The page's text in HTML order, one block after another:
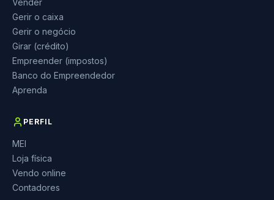
Gerir o caixa
Gerir o negócio
Girar (crédito)
Empreender (impostos)
Banco do Empreendedor
Aprenda
PERFIL
MEI
Loja física
Vendo online
Contadores